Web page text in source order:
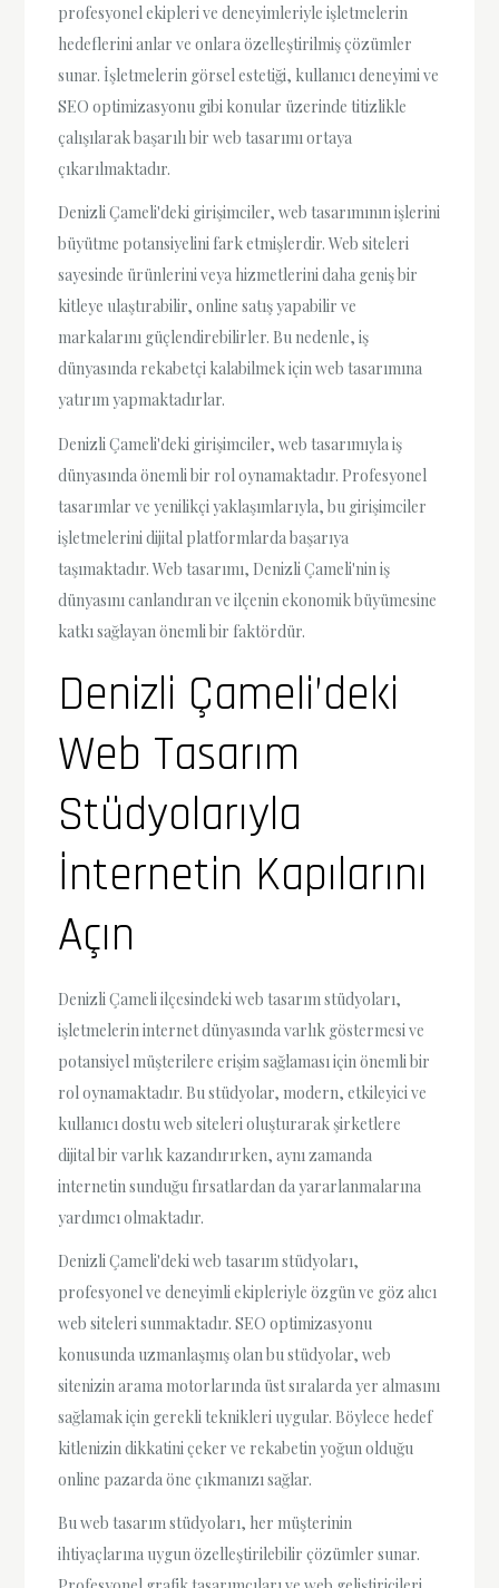
profesyonel ekipleri ve deneyimleriyle işletmelerin
hedeflerini anlar ve onlara özelleştirilmiş çözümler
sunar. İşletmelerin görsel estetiği, kullanıcı deneyimi ve
SEO optimizasyonu gibi konular üzerinde titizlikle
çalışılarak başarılı bir web tasarımı ortaya
çıkarılmaktadır.
Denizli Çameli'deki girişimciler, web tasarımının işlerini
büyütme potansiyelini fark etmişlerdir. Web siteleri
sayesinde ürünlerini veya hizmetlerini daha geniş bir
kitleye ulaştırabilir, online satış yapabilir ve
markalarını güçlendirebilirler. Bu nedenle, iş
dünyasında rekabetçi kalabilmek için web tasarımına
yatırım yapmaktadırlar.
Denizli Çameli'deki girişimciler, web tasarımıyla iş
dünyasında önemli bir rol oynamaktadır. Profesyonel
tasarımlar ve yenilikçi yaklaşımlarıyla, bu girişimciler
işletmelerini dijital platformlarda başarıya
taşımaktadır. Web tasarımı, Denizli Çameli'nin iş
dünyasını canlandıran ve ilçenin ekonomik büyümesine
katkı sağlayan önemli bir faktördür.
Denizli Çameli’deki
Web Tasarım
Stüdyolarıyla
İnternetin Kapılarını
Açın
Denizli Çameli ilçesindeki web tasarım stüdyoları,
işletmelerin internet dünyasında varlık göstermesi ve
potansiyel müşterilere erişim sağlaması için önemli bir
rol oynamaktadır. Bu stüdyolar, modern, etkileyici ve
kullanıcı dostu web siteleri oluşturarak şirketlere
dijital bir varlık kazandırırken, aynı zamanda
internetin sunduğu fırsatlardan da yararlanmalarına
yardımcı olmaktadır.
Denizli Çameli'deki web tasarım stüdyoları,
profesyonel ve deneyimli ekipleriyle özgün ve göz alıcı
web siteleri sunmaktadır. SEO optimizasyonu
konusunda uzmanlaşmış olan bu stüdyolar, web
sitenizin arama motorlarında üst sıralarda yer almasını
sağlamak için gerekli teknikleri uygular. Böylece hedef
kitlenizin dikkatini çeker ve rekabetin yoğun olduğu
online pazarda öne çıkmanızı sağlar.
Bu web tasarım stüdyoları, her müşterinin
ihtiyaçlarına uygun özelleştirilebilir çözümler sunar.